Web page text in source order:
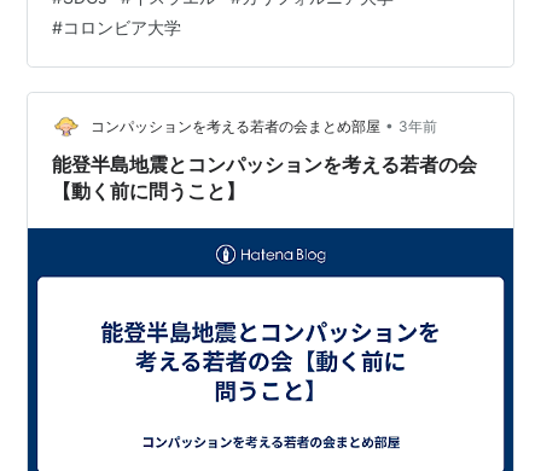
サンゼルス校では2日未明、デモ隊が占拠していた広場を
数百人の警察官などが取り囲み、バリケードやテントを
撤去しました。 バイデン大統領は、ホワイトハウスで演
説し 「暴力的な抗議は保護されない。保護されるのは平
和的な抗議だ。抗議する権利はあるが、混…
#コロンビア大学
コンパッションを考える若者の会まとめ部屋 • 3年前
能登半島地震とコンパッションを考える若者の会
【動く前に問うこと】